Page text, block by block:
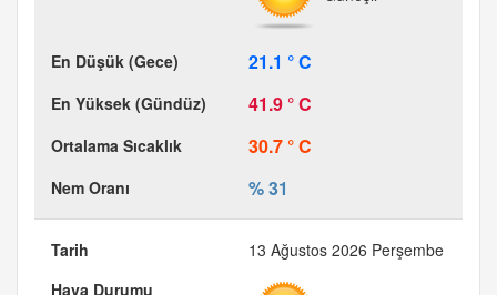
21.1 ° C
41.9 ° C
30.7 ° C
% 31
13 Ağustos 2026 Perşembe